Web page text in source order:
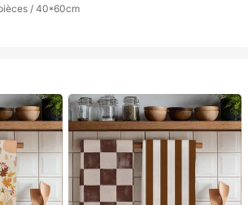
la cuisine et la salle de bain, parfait pour les
de maison et les réunions familiales. Produit
avec un excellent rapport qualité-prix.
/ 40*60cm